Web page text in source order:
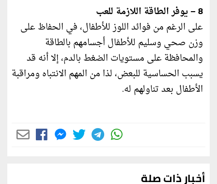
8 – يوفر الطاقة اللازمة للعب
على الرغم من فوائد اللوز للأطفال، في الحفاظ على
وزن صحي وسليم للأطفال أجسامهم بالطاقة
والمحافظة على مستويات الضغط بالدم، إلا أنه قد
يسبب الحساسية للبعض، لذا من المهم الانتباه ومراقبة
الأطفال بعد تناولهم له.
أخبار ذات صلة